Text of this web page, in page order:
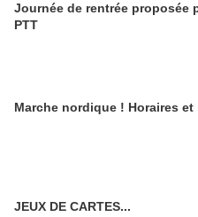
Journée de rentrée proposée
PTT
JEUX DE CARTES...